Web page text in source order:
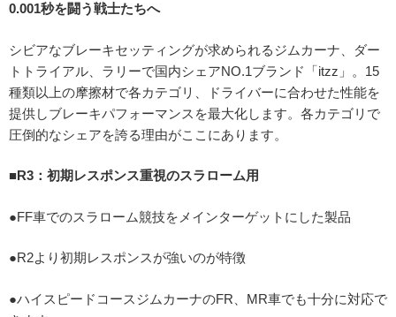
0.001秒を闘う戦士たちへ
シビアなブレーキセッティングが求められるジムカーナ、ダー
トトライアル、ラリーで国内シェアNO.1ブランド「itzz」。15
種類以上の摩擦材で各カテゴリ、ドライバーに合わせた性能を
提供しブレーキパフォーマンスを最大化します。各カテゴリで
圧倒的なシェアを誇る理由がここにあります。
■R3：初期レスポンス重視のスラローム用
●FF車でのスラローム競技をメインターゲットにした製品
●R2より初期レスポンスが強いのが特徴
●ハイスピードコースジムカーナのFR、MR車でも十分に対応で